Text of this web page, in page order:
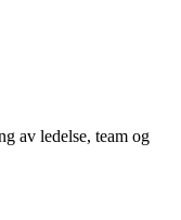
av ledelse, team og